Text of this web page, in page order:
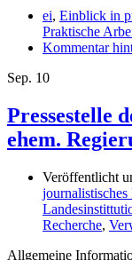
ei, Einblick in
Praktische
Kommentar
Sep. 10
Pressestelle
ehem.
Veröffentlicht
Recherche,
Allgemeine